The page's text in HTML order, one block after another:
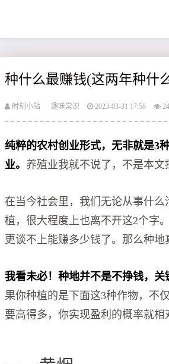
种什么最赚钱(这两年种什
时刻小站 趣味常识 2023-03-31 17:58
纯粹的农村创业形式，无非就是3
业。 养殖业我就不说了，不是本文
在当今社会里，我们无论从事什
植，很大程度上也离不开这2个字
更谈不上能赚多少钱了。那么种地
我看未必！种地并不是不挣钱，
果你种植的是下面这3种作物，不
要高得多，你实现盈利的概率就相